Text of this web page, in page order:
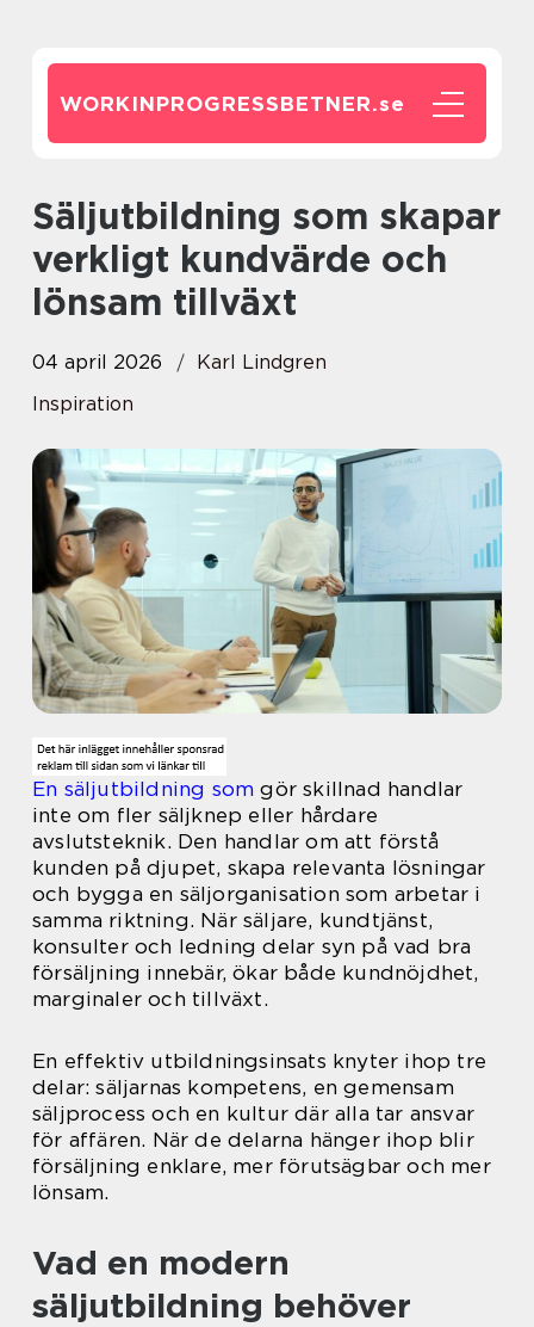
WORKINPROGRESSBETNER.se
Säljutbildning som skapar
verkligt kundvärde och
lönsam tillväxt
04 april 2026
Karl Lindgren
Inspiration
En säljutbildning som gör skillnad handlar
inte om fler säljknep eller hårdare
avslutsteknik. Den handlar om att förstå
kunden på djupet, skapa relevanta lösningar
och bygga en säljorganisation som arbetar i
samma riktning. När säljare, kundtjänst,
konsulter och ledning delar syn på vad bra
försäljning innebär, ökar både kundnöjdhet,
marginaler och tillväxt.
En effektiv utbildningsinsats knyter ihop tre
delar: säljarnas kompetens, en gemensam
säljprocess och en kultur där alla tar ansvar
för affären. När de delarna hänger ihop blir
försäljning enklare, mer förutsägbar och mer
lönsam.
Vad en modern
säljutbildning behöver